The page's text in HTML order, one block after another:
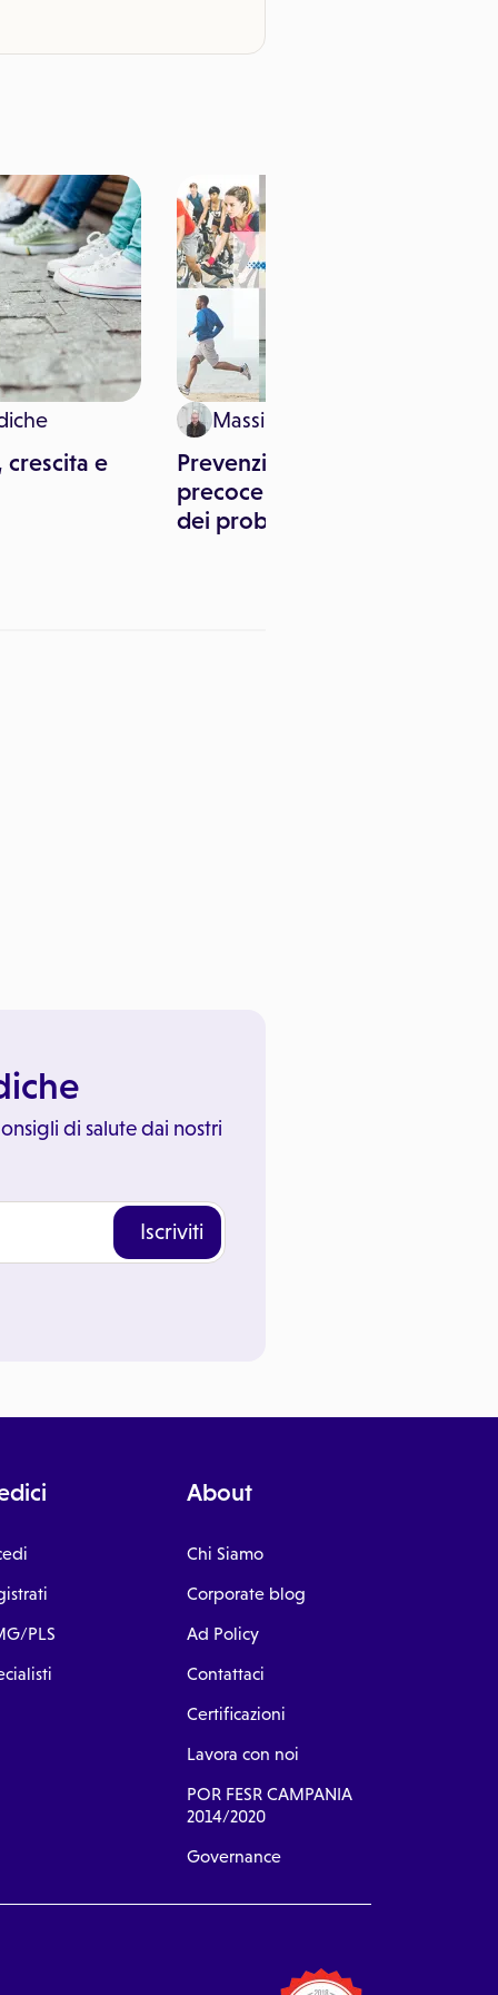
crescita e
Massimo Canorro
Prevenzione e diagnosi
precoce per il trattamento
dei problemi al rene
di salute dai nostri
Iscriviti
PLS
About
Chi Siamo
Corporate blog
Ad Policy
Contattaci
Certificazioni
Lavora con noi
POR FESR CAMPANIA
2014/2020
Governance